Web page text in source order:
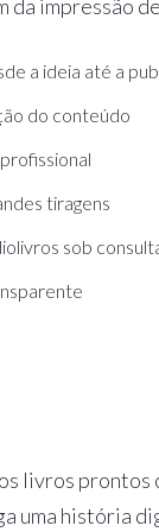
da impressão
a ideia até a
do conteúdo
tiragens
sob
livros prontos
uma história